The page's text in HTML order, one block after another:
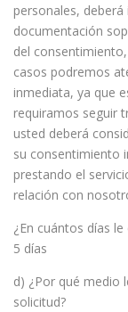
personales,
documentación
del
casos podremos
inmediata, ya que
requiramos seguir
usted deberá
su consentimiento
prestando el
relación con
¿En cuántos días
5 días
d) ¿Por qué medio
solicitud?